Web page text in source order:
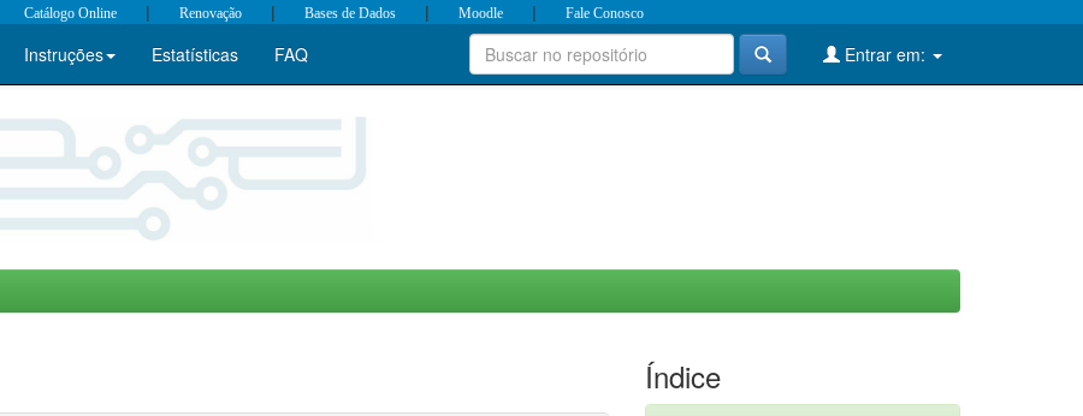
Catálogo Online | Renovação | Bases de Dados | Moodle | Fale Conosco
Instruções Estatísticas FAQ Entrar em:
Índice